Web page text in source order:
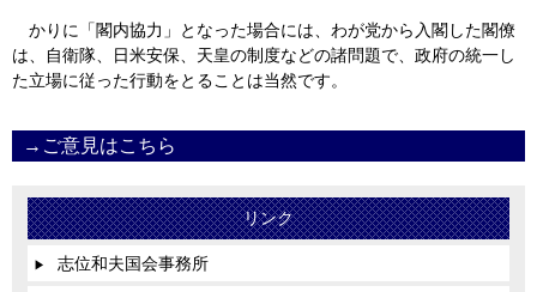
かりに「閣内協力」となった場合には、わが党から入閣した閣僚
は、自衛隊、日米安保、天皇の制度などの諸問題で、政府の統一し
た立場に従った行動をとることは当然です。
→ご意見はこちら
リンク
▶ 志位和夫国会事務所